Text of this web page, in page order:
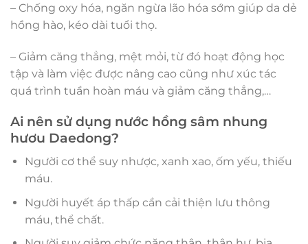
– Chống oxy hóa, ngăn ngừa lão hóa sớm giúp da dẻ
hồng hào, kéo dài tuổi thọ.
– Giảm căng thẳng, mệt mỏi, từ đó hoạt động học
tập và làm việc được nâng cao cũng như xúc tác
quá trình tuần hoàn máu và giảm căng thẳng,…
Ai nên sử dụng nước hồng sâm nhung
hươu Daedong?
Người cơ thể suy nhược, xanh xao, ốm yếu, thiếu
máu.
Người huyết áp thấp cần cải thiện lưu thông
máu, thể chất.